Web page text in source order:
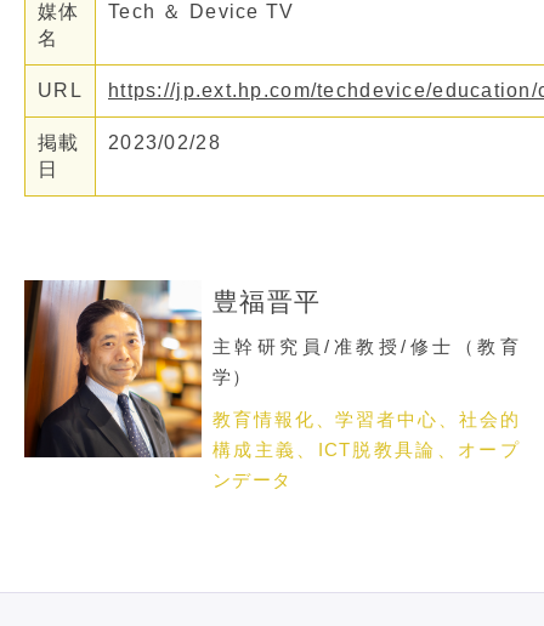
媒体
名
Tech ＆ Device TV
URL https://jp.ext.hp.com/techdevice/
掲載
日
2023/02/28
豊福晋平
主幹研究員/准教授/修士（教育
学）
教育情報化、学習者中心、社会的
構成主義、ICT脱教具論、オープ
ンデータ